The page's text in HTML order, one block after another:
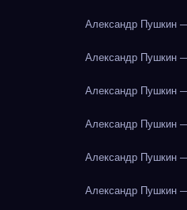
Александр Пушкин
Александр Пушкин
Александр Пушкин
Александр Пушкин
Александр Пушкин
Александр Пушкин